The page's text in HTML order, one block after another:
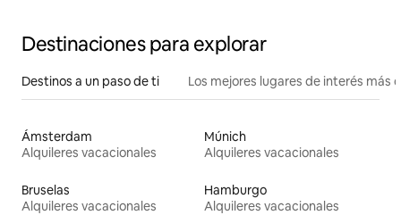
Destinaciones para explorar
Destinos a un paso de ti Los mejores lugares de interés más
Ámsterdam
Alquileres vacacionales
Múnich
Alquileres vacacionales
Bruselas
Alquileres vacacionales
Hamburgo
Alquileres vacacionales